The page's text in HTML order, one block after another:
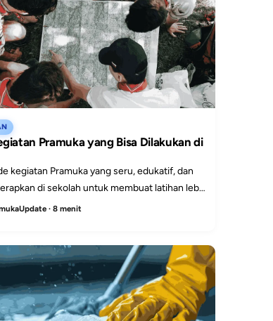
Pramuka yang Bisa Dilakukan di
kegiatan Pramuka yang seru, edukatif, dan
di sekolah untuk membuat latihan lebih
· 8 menit